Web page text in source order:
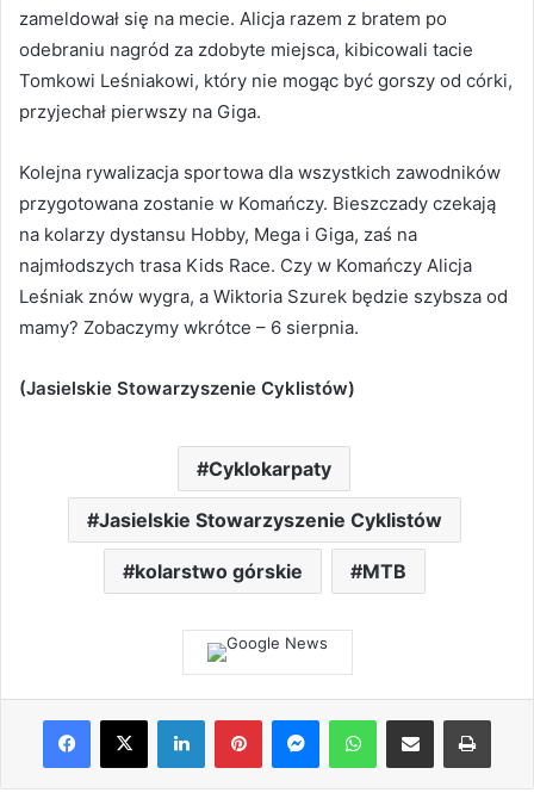
zameldował się na mecie. Alicja razem z bratem po
odebraniu nagród za zdobyte miejsca, kibicowali tacie
Tomkowi Leśniakowi, który nie mogąc być gorszy od córki,
przyjechał pierwszy na Giga.
Kolejna rywalizacja sportowa dla wszystkich zawodników
przygotowana zostanie w Komańczy. Bieszczady czekają
na kolarzy dystansu Hobby, Mega i Giga, zaś na
najmłodszych trasa Kids Race. Czy w Komańczy Alicja
Leśniak znów wygra, a Wiktoria Szurek będzie szybsza od
mamy? Zobaczymy wkrótce – 6 sierpnia.
(Jasielskie Stowarzyszenie Cyklistów)
Cyklokarpaty
Jasielskie Stowarzyszenie Cyklistów
kolarstwo górskie MTB
Facebook
X LinkedInPinterestMessengerWhatsAppShare via Email Print